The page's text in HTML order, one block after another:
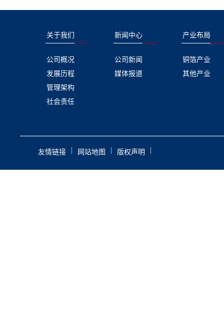
关于我们
公司概况
发展历程
管理架构
社会责任
新闻中心
公司新闻
媒体报道
产业布局
铜箔产业
其他产业
友情链接 网站地图 版权声明